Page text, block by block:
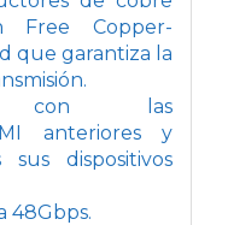
Free Copper-
que garantiza la
con las
anteriores y
dispositivos
48Gbps.